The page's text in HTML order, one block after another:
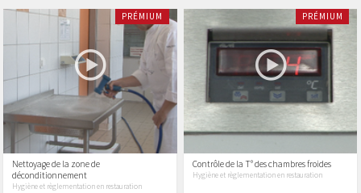
PRÉMIUM
Nettoyage de la zone de
déconditionnement
Hygiène et règlementation en restauration
PRÉMIUM
Contrôle de la T° des chambres froides
Hygiène et règlementation en restauration